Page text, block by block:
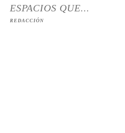
ESPACIOS QUE...
REDACCIÓN